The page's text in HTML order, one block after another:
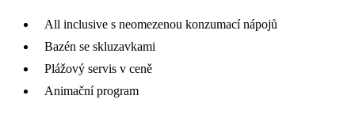
All inclusive s neomezenou konzumací nápojů
Bazén se skluzavkami
Plážový servis v ceně
Animační program